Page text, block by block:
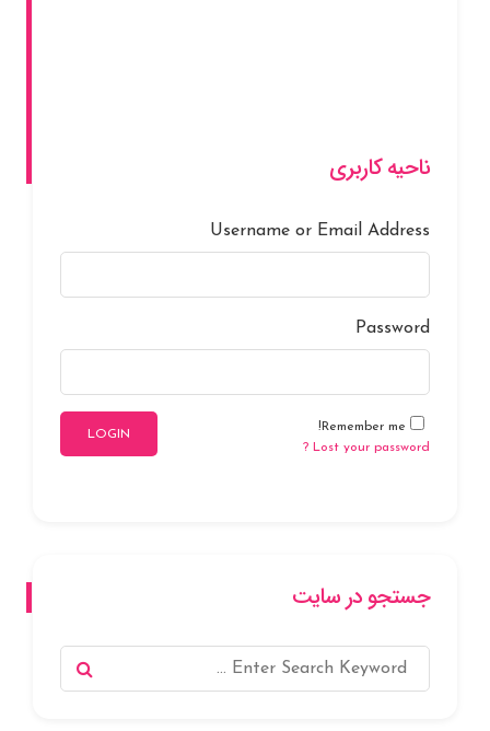
ناحیه کاربری
Username or Email Address
Password
LOGIN
Lost your password ?
جستجو در سایت